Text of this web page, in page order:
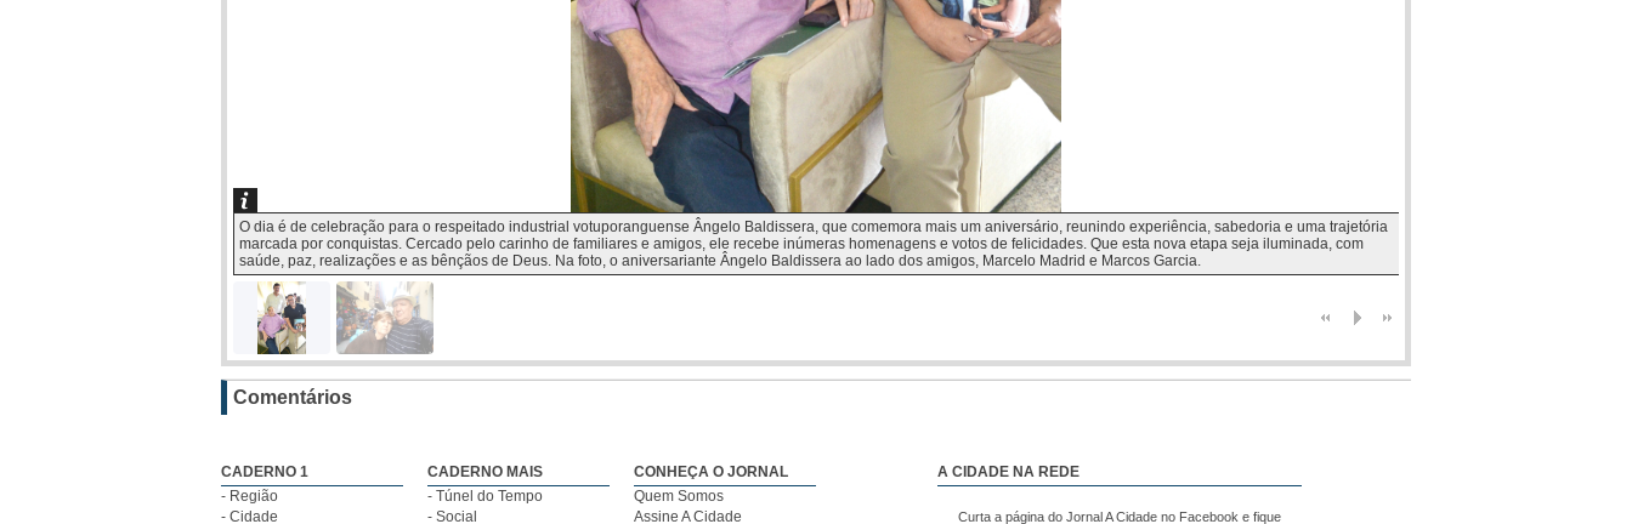
O dia é de celebração para o respeitado industrial votuporanguense Ângelo Baldissera, que comemora mais um aniversário, reunindo experiência, sabedoria e uma trajetória
marcada por conquistas. Cercado pelo carinho de familiares e amigos, ele recebe inúmeras homenagens e votos de felicidades. Que esta nova etapa seja iluminada, com
saúde, paz, realizações e as bênçãos de Deus. Na foto, o aniversariante Ângelo Baldissera ao lado dos amigos, Marcelo Madrid e Marcos Garcia.
Comentários
CADERNO 1
- Região
- Cidade
CADERNO MAIS
- Túnel do Tempo
- Social
CONHEÇA O JORNAL
Quem Somos
Assine A Cidade
A CIDADE NA REDE
Curta a página do Jornal A Cidade no Facebook e fique